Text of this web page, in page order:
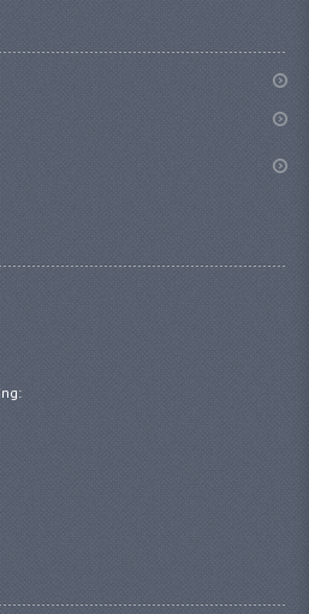
KS125 KS175